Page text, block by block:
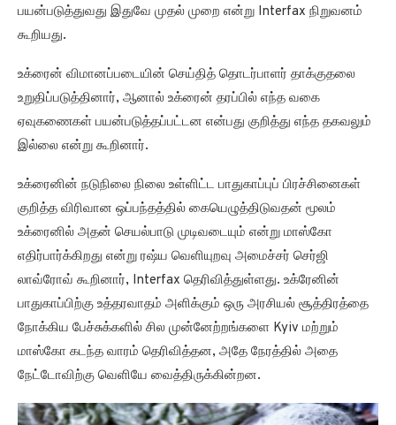
பயன்படுத்துவது இதுவே முதல் முறை என்று Interfax நிறுவனம்
கூறியது.
உக்ரைன் விமானப்படையின் செய்தித் தொடர்பாளர் தாக்குதலை
உறுதிப்படுத்தினார், ஆனால் உக்ரைன் தரப்பில் எந்த வகை
ஏவுகணைகள் பயன்படுத்தப்பட்டன என்பது குறித்து எந்த தகவலும்
இல்லை என்று கூறினார்.
உக்ரைனின் நடுநிலை நிலை உள்ளிட்ட பாதுகாப்புப் பிரச்சினைகள்
குறித்த விரிவான ஒப்பந்தத்தில் கையெழுத்திடுவதன் மூலம்
உக்ரைனில் அதன் செயல்பாடு முடிவடையும் என்று மாஸ்கோ
எதிர்பார்க்கிறது என்று ரஷ்ய வெளியுறவு அமைச்சர் செர்ஜி
லாவ்ரோவ் கூறினார், Interfax தெரிவித்துள்ளது. உக்ரேனின்
பாதுகாப்பிற்கு உத்தரவாதம் அளிக்கும் ஒரு அரசியல் சூத்திரத்தை
நோக்கிய பேச்சுக்களில் சில முன்னேற்றங்களை Kyiv மற்றும்
மாஸ்கோ கடந்த வாரம் தெரிவித்தன, அதே நேரத்தில் அதை
நேட்டோவிற்கு வெளியே வைத்திருக்கின்றன.